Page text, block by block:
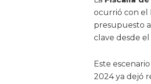
ocurrió con el
presupuesto
clave desde
Este
2024 ya dejó